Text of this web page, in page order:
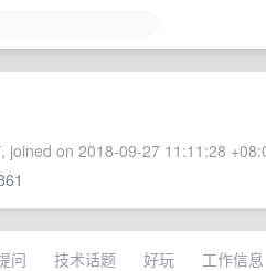
joined on 2018-09-27 11:11:28
问 技术话题 好玩 工作信息